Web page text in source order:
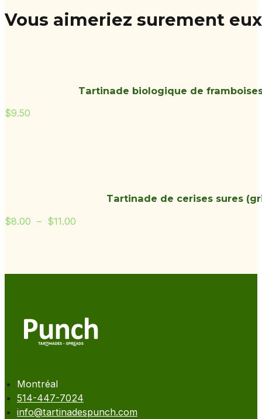
Vous aimeriez surement
Tartinade biologique de
$9.50
Tartinade de cerises sures
$8.00 – $11.00
à
Montréal
514-447-7024
info@tartinadespunch.com